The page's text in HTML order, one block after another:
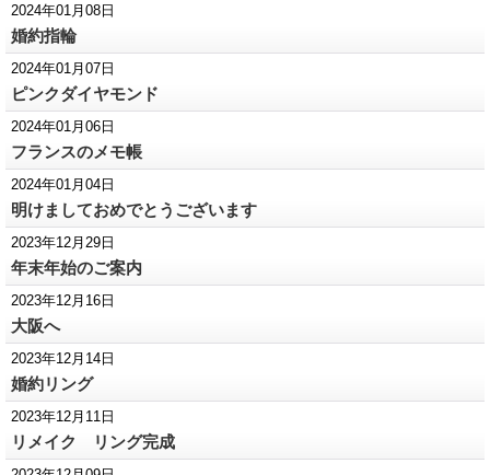
2024年01月08日
婚約指輪
2024年01月07日
ピンクダイヤモンド
2024年01月06日
フランスのメモ帳
2024年01月04日
明けましておめでとうございます
2023年12月29日
年末年始のご案内
2023年12月16日
大阪へ
2023年12月14日
婚約リング
2023年12月11日
リメイク リング完成